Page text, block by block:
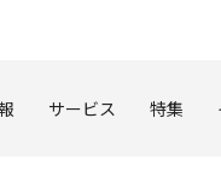
サービス 特集